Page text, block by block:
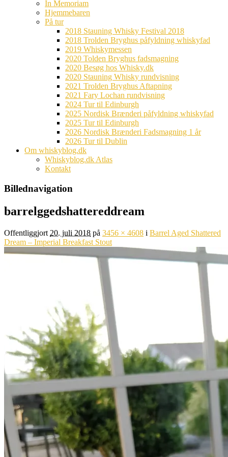
In Memoriam
Hjemmebaren
På tur
2018 Stauning Whisky Festival 2018
2018 Trolden Bryghus påfyldning whiskyfad
2019 Whiskymessen
2020 Tolden Bryghus fadsmagning
2020 Besøg hos Whisky.dk
2020 Stauning Whisky rundvisning
2021 Trolden Bryghus Aftapning
2021 Fary Lochan rundvisning
2024 Tur til Edinburgh
2025 Nordisk Brænderi påfyldning whiskyfad
2025 Tur til Edinburgh
2026 Nordisk Brænderi Fadsmagning 1 år
2026 Tur til Dublin
Om whiskyblog.dk
Whiskyblog.dk Atlas
Kontakt
Billednavigation
barrelggedshattereddream
Offentliggjort 20. juli 2018 på 3456 × 4608 i Barrel Aged Shattered
Dream – Imperial Breakfast Stout